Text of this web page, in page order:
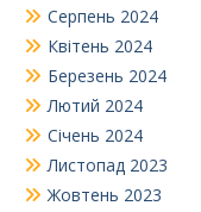
Серпень 2024
Квітень 2024
Березень 2024
Лютий 2024
Січень 2024
Листопад 2023
Жовтень 2023